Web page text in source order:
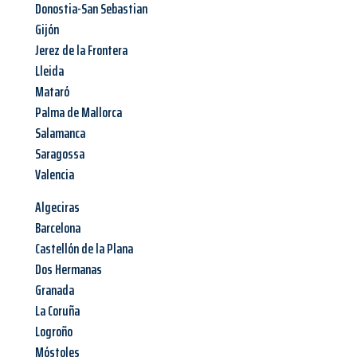
Donostia-San Sebastian
Gijón
Jerez de la Frontera
Lleida
Mataró
Palma de Mallorca
Salamanca
Saragossa
Valencia
Algeciras
Barcelona
Castellón de la Plana
Dos Hermanas
Granada
La Coruña
Logroño
Móstoles